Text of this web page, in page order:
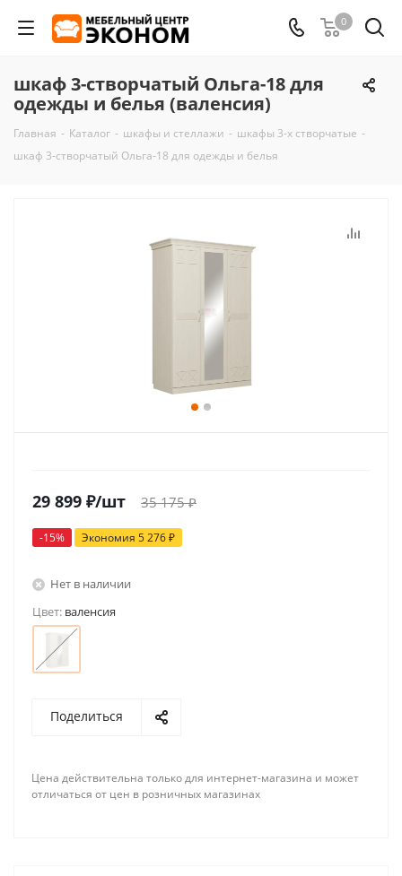
0
шкаф 3-створчатый Ольга-18 для
одежды и белья (валенсия)
Главная - Каталог - шкафы и стеллажи - шкафы 3-х створчатые -
шкаф 3-створчатый Ольга-18 для одежды и белья
29 899 ₽/шт 35 175₽
-15% Экономия 5 276₽
Нет в наличии
Цвет: валенсия
Поделиться
Цена действительна только для интернет-магазина и может
отличаться от цен в розничных магазинах